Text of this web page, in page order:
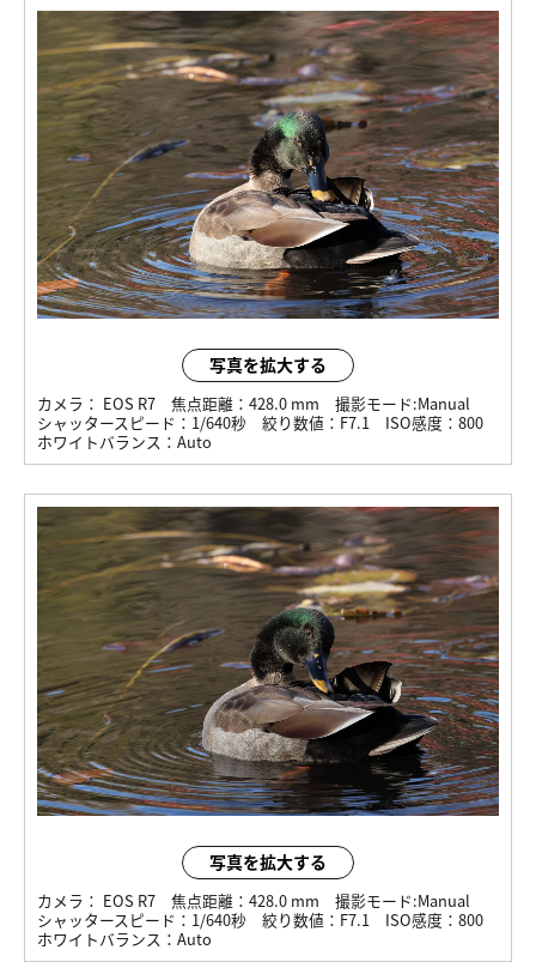
写真を拡大する
カメラ： EOS R7 焦点距離： 428.0 mm 撮影モード:Manual
シャッタースピード： 1/640秒 絞り数値： F7.1 ISO感度： 800
ホワイトバランス： Auto
写真を拡大する
カメラ： EOS R7 焦点距離： 428.0 mm 撮影モード:Manual
シャッタースピード： 1/640秒 絞り数値： F7.1 ISO感度： 800
ホワイトバランス： Auto